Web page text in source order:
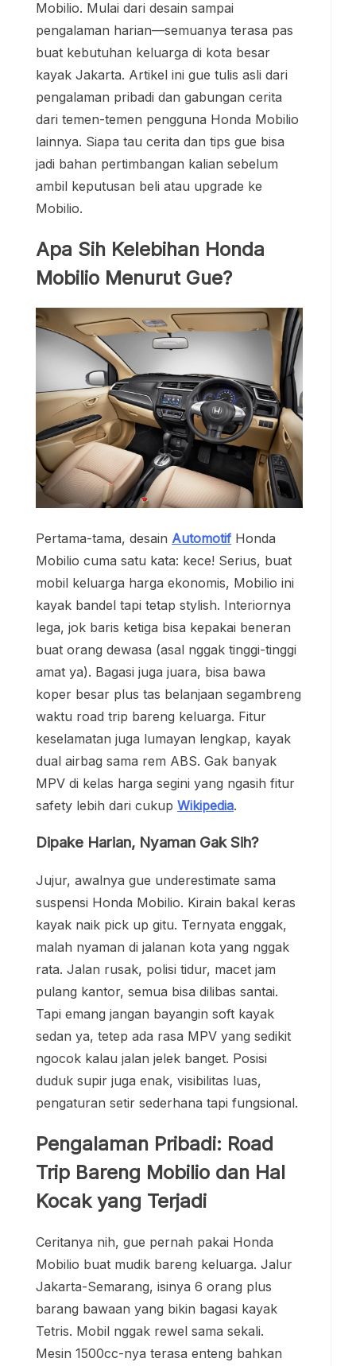
Mobilio. Mulai dari desain sampai
pengalaman harian—semuanya terasa pas
buat kebutuhan keluarga di kota besar
kayak Jakarta. Artikel ini gue tulis asli dari
pengalaman pribadi dan gabungan cerita
dari temen-temen pengguna Honda Mobilio
lainnya. Siapa tau cerita dan tips gue bisa
jadi bahan pertimbangan kalian sebelum
ambil keputusan beli atau upgrade ke
Mobilio.
Apa Sih Kelebihan Honda
Mobilio Menurut Gue?
Pertama-tama, desain Automotif Honda
Mobilio cuma satu kata: kece! Serius, buat
mobil keluarga harga ekonomis, Mobilio ini
kayak bandel tapi tetap stylish. Interiornya
lega, jok baris ketiga bisa kepakai beneran
buat orang dewasa (asal nggak tinggi-tinggi
amat ya). Bagasi juga juara, bisa bawa
koper besar plus tas belanjaan segambreng
waktu road trip bareng keluarga. Fitur
keselamatan juga lumayan lengkap, kayak
dual airbag sama rem ABS. Gak banyak
MPV di kelas harga segini yang ngasih fitur
safety lebih dari cukup Wikipedia.
Dipake Harian, Nyaman Gak Sih?
Jujur, awalnya gue underestimate sama
suspensi Honda Mobilio. Kirain bakal keras
kayak naik pick up gitu. Ternyata enggak,
malah nyaman di jalanan kota yang nggak
rata. Jalan rusak, polisi tidur, macet jam
pulang kantor, semua bisa dilibas santai.
Tapi emang jangan bayangin soft kayak
sedan ya, tetep ada rasa MPV yang sedikit
ngocok kalau jalan jelek banget. Posisi
duduk supir juga enak, visibilitas luas,
pengaturan setir sederhana tapi fungsional.
Pengalaman Pribadi: Road
Trip Bareng Mobilio dan Hal
Kocak yang Terjadi
Ceritanya nih, gue pernah pakai Honda
Mobilio buat mudik bareng keluarga. Jalur
Jakarta-Semarang, isinya 6 orang plus
barang bawaan yang bikin bagasi kayak
Tetris. Mobil nggak rewel sama sekali.
Mesin 1500cc-nya terasa enteng bahkan